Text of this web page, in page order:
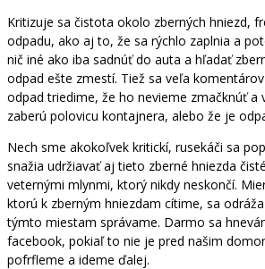
Kritizuje sa čistota okolo zberných hniezd,
odpadu, ako aj to, že sa rýchlo zaplnia a
nič iné ako iba sadnúť do auta a hľadať
odpad ešte zmestí. Tiež sa veľa
odpad triedime, že ho nevieme zmačknúť a
zaberú polovicu kontajnera, alebo že je
Nech sme akokoľvek kritickí, rusekáči sa
snažia udržiavať aj tieto zberné hniezda
veternými mlynmi, ktorý nikdy neskončí.
ktorú k zberným hniezdam cítime, sa
týmto miestam správame. Darmo sa
facebook, pokiaľ to nie je pred našim
pofrfleme a ideme ďalej.